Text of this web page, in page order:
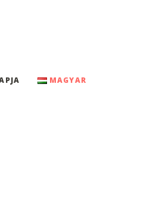
MAGYAR